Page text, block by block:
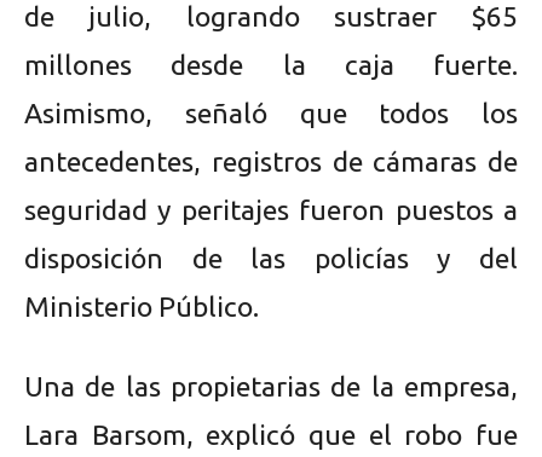
de julio, logrando sustraer $65
millones desde la caja fuerte.
Asimismo, señaló que todos los
antecedentes, registros de cámaras de
seguridad y peritajes fueron puestos a
disposición de las policías y del
Ministerio Público.
Una de las propietarias de la empresa,
Lara Barsom, explicó que el robo fue